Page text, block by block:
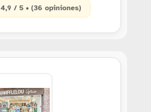
4,9 / 5 • (36 opiniones)